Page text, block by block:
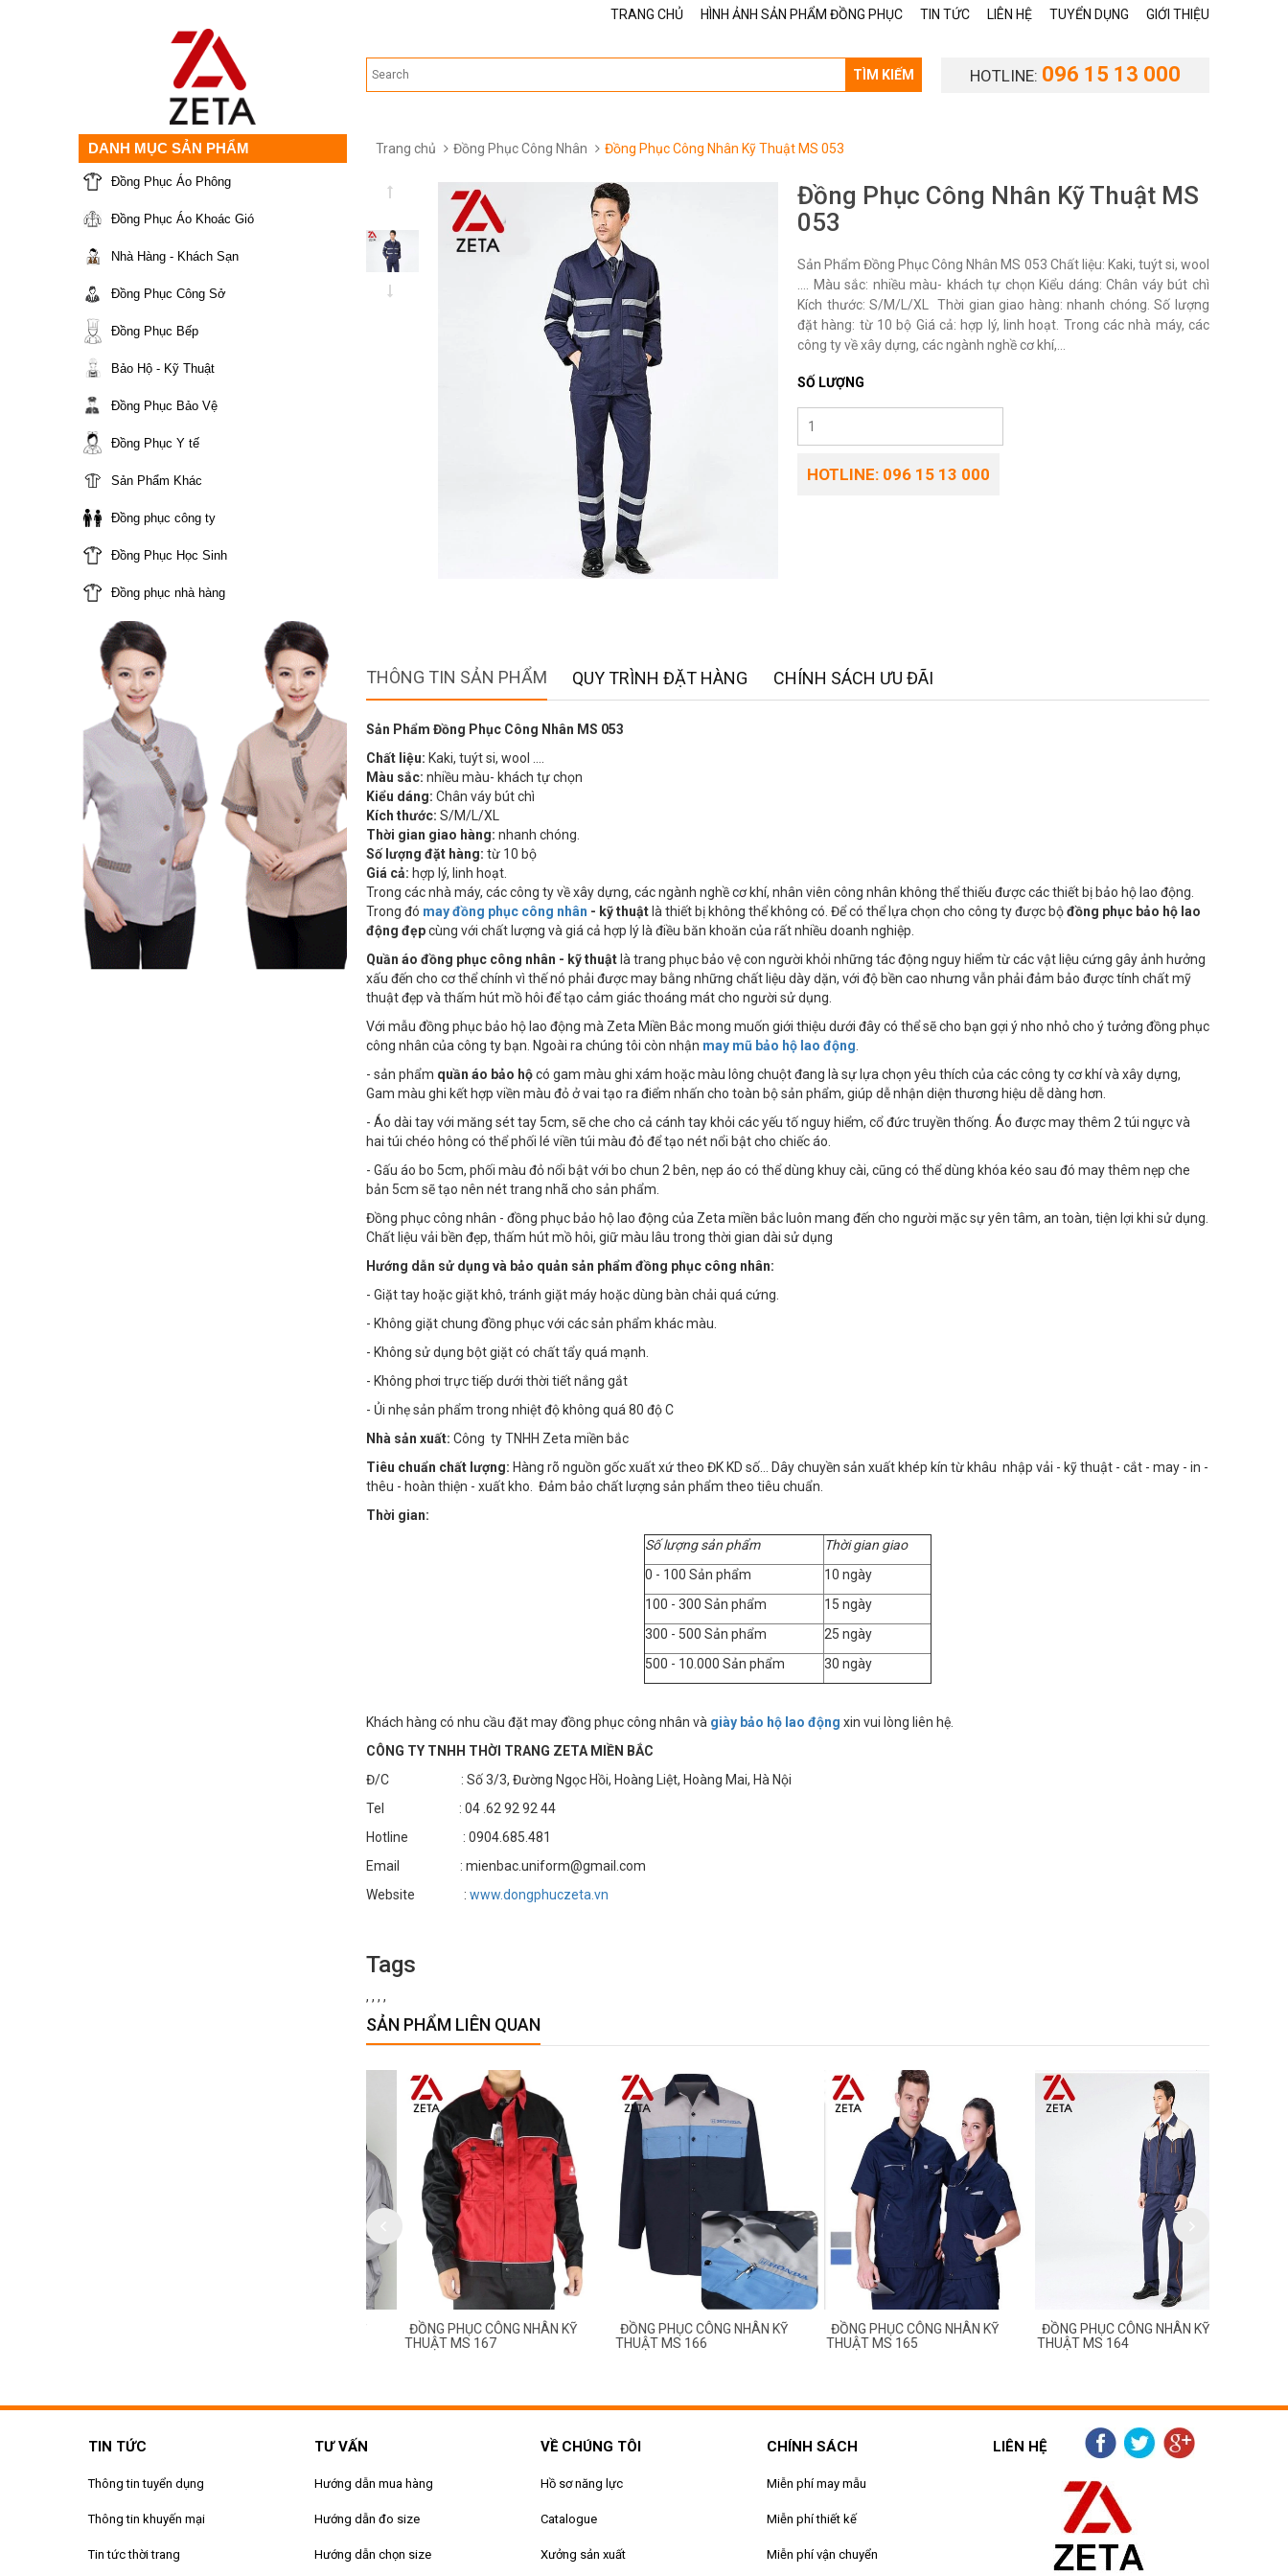
TRANG CHỦ HÌNH ẢNH SẢN PHẨM ĐỒNG PHỤC TIN TỨC LIÊN HỆ TUYỂN DỤNG GIỚI THIỆU
HOTLINE: 096 15 13 000
TÌM KIẾM
DANH MỤC SẢN PHẨM
Đồng Phục Áo Phông
Đồng Phục Áo Khoác Gió
Nhà Hàng - Khách Sạn
Đồng Phục Công Sở
Đồng Phục Bếp
Bảo Hộ - Kỹ Thuật
Đồng Phục Bảo Vệ
Đồng Phục Y tế
Sản Phẩm Khác
Đồng phục công ty
Đồng Phục Học Sinh
Đồng phục nhà hàng
Trang chủ Đồng Phục Công Nhân Đồng Phục Công Nhân Kỹ Thuật MS 053
Đồng Phục Công Nhân Kỹ Thuật MS
053
Sản Phẩm Đồng Phục Công Nhân MS 053 Chất liệu: Kaki, tuýt si, wool
…. Màu sắc: nhiều màu- khách tự chọn Kiểu dáng: Chân váy bút chì
Kích thước: S/M/L/XL Thời gian giao hàng: nhanh chóng. Số lượng
đặt hàng: từ 10 bộ Giá cả: hợp lý, linh hoạt. Trong các nhà máy, các
công ty về xây dựng, các ngành nghề cơ khí,...
SỐ LƯỢNG
HOTLINE: 096 15 13 000
THÔNG TIN SẢN PHẨM QUY TRÌNH ĐẶT HÀNG CHÍNH SÁCH ƯU ĐÃI
Sản Phẩm Đồng Phục Công Nhân MS 053
Chất liệu: Kaki, tuýt si, wool ….
Màu sắc: nhiều màu- khách tự chọn
Kiểu dáng: Chân váy bút chì
Kích thước: S/M/L/XL
Thời gian giao hàng: nhanh chóng.
Số lượng đặt hàng: từ 10 bộ
Giá cả: hợp lý, linh hoạt.
Trong các nhà máy, các công ty về xây dựng, các ngành nghề cơ khí, nhân viên công nhân không thể thiếu được các thiết bị bảo hộ lao động.
Trong đó may đồng phục công nhân - kỹ thuật là thiết bị không thể không có. Để có thể lựa chọn cho công ty được bộđồng phục bảo hộ lao
động đẹpcùng với chất lượng và giá cả hợp lý là điều băn khoăn của rất nhiều doanh nghiệp.
Quần áo đồng phục công nhân - kỹ thuật là trang phục bảo vệ con người khỏi những tác động nguy hiểm từ các vật liệu cứng gây ảnh hưởng
xấu đến cho cơ thể chính vì thế nó phải được may bằng những chất liệu dày dặn, với độ bền cao nhưng vẫn phải đảm bảo được tính chất mỹ
thuật đẹp và thấm hút mồ hôi để tạo cảm giác thoáng mát cho người sử dụng.
Với mẫu đồng phục bảo hộ lao động mà Zeta Miền Bắc mong muốn giới thiệu dưới đây có thể sẽ cho bạn gợi ý nho nhỏ cho ý tưởng đồng phục
công nhân của công ty bạn. Ngoài ra chúng tôi còn nhận may mũ bảo hộ lao động
- sản phẩm quần áo bảo hộcó gam màu ghi xám hoặc màu lông chuột đang là sự lựa chọn yêu thích của các công ty cơ khí và xây dựng,
Gam màu ghi kết hợp viền màu đỏ ở vai tạo ra điểm nhấn cho toàn bộ sản phẩm, giúp dễ nhận diện thương hiệu dễ dàng hơn.
- Áo dài tay với măng sét tay 5cm, sẽ che cho cả cánh tay khỏi các yếu tố nguy hiểm, cổ đức truyền thống. Áo được may thêm 2 túi ngực và
hai túi chéo hông có thể phối lé viền túi màu đỏ để tạo nét nổi bật cho chiếc áo.
- Gấu áo bo 5cm, phối màu đỏ nổi bật với bo chun 2 bên, nẹp áo có thể dùng khuy cài, cũng có thể dùng khóa kéo sau đó may thêm nẹp che
bản 5cm sẽ tạo nên nét trang nhã cho sản phẩm.
Đồng phục công nhân - đồng phục bảo hộ lao động của Zeta miền bắc luôn mang đến cho người mặc sự yên tâm, an toàn, tiện lợi khi sử dụng.
Chất liệu vải bền đẹp, thấm hút mồ hôi, giữ màu lâu trong thời gian dài sử dụng
Hướng dẫn sử dụng và bảo quản sản phẩm đồng phục công nhân:
- Giặt tay hoặc giặt khô, tránh giặt máy hoặc dùng bàn chải quá cứng.
- Không giặt chung đồng phục với các sản phẩm khác màu.
- Không sử dụng bột giặt có chất tẩy quá mạnh.
- Không phơi trực tiếp dưới thời tiết nắng gắt
- Ủi nhẹ sản phẩm trong nhiệt độ không quá 80 độ C
Nhà sản xuất: Công ty TNHH Zeta miền bắc
Tiêu chuẩn chất lượng: Hàng rõ nguồn gốc xuất xứ theo ĐK KD số… Dây chuyền sản xuất khép kín từ khâu nhập vải - kỹ thuật - cắt - may - in -
thêu - hoàn thiện - xuất kho. Đảm bảo chất lượng sản phẩm theo tiêu chuẩn.
Thời gian:
Số lượng sản phẩm
Thời gian giao
0 - 100 Sản phẩm
10 ngày
100 - 300 Sản phẩm
15 ngày
300 - 500 Sản phẩm
25 ngày
500 - 10.000 Sản phẩm
30 ngày
Khách hàng có nhu cầu đặt may đồng phục công nhân và giày bảo hộ lao động xin vui lòng liên hệ.
CÔNG TY TNHH THỜI TRANG ZETA MIỀN BẮC
Đ/C : Số 3/3, Đường Ngọc Hồi, Hoàng Liệt, Hoàng Mai, Hà Nội
Tel : 04 .62 92 92 44
Hotline : 0904.685.481
Email : mienbac.uniform@gmail.com
Website : www.dongphuczeta.vn
Tags
, , , ,
SẢN PHẨM LIÊN QUAN
ĐỒNG PHỤC CÔNG NHÂN KỸ
THUẬT MS 167
ĐỒNG PHỤC CÔNG NHÂN KỸ
THUẬT MS 166
ĐỒNG PHỤC CÔNG NHÂN KỸ
THUẬT MS 165
ĐỒNG PHỤC CÔNG NHÂN KỸ
THUẬT MS 164
TIN TỨC
Thông tin tuyển dụng
Thông tin khuyến mại
Tin tức thời trang
TƯ VẤN
Hướng dẫn mua hàng
Hướng dẫn đo size
Hướng dẫn chọn size
VỀ CHÚNG TÔI
Hồ sơ năng lực
Catalogue
Xưởng sản xuất
CHÍNH SÁCH
Miễn phí may mẫu
Miễn phí thiết kế
Miễn phí vận chuyển
LIÊN HỆ